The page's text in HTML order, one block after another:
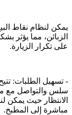
يمكن لنظام نقاط
الزبائن، مما يؤثر
على تكرار الزيارة.
- تسهيل الطلبات:
سلس والتواصل مع
الانتظار حيث يمكن
مباشرة إلى المطبخ.